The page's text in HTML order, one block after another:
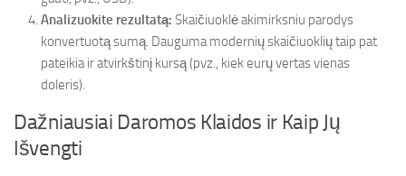
Analizuokite rezultatą: Skaičiuoklė akimirksniu parodys
konvertuotą sumą. Dauguma modernių skaičiuoklių taip pat
pateikia ir atvirkštinį kursą (pvz., kiek eurų vertas vienas
doleris).
Dažniausiai Daromos Klaidos ir Kaip Jų
Išvengti